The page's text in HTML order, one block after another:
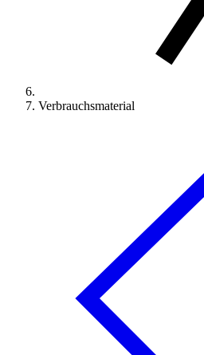
Verbrauchsmaterial